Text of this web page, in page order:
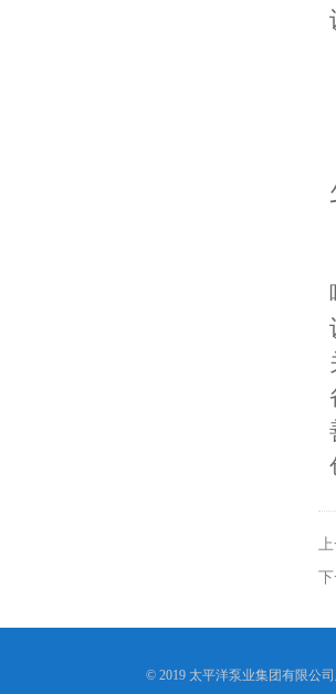
上
下
© 2019 太平洋泵业集团有限公